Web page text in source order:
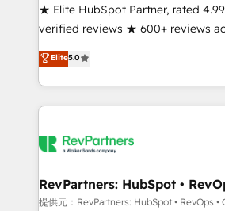
★ Elite HubSpot Partner, rated
verified reviews ★ 600+ reviews
G2 & Clutch ★ 150+ in-house
experts ★ 1,500+ implementations
countries ★ AI-first, RevOps-led,
obsessed INSIDEA helps growing companies turn
team, migrate your data, and build
your time zone. What we do: ➤ Onboarding: Live in
weeks, with workflows built around
Elite5.0
RevPartners: HubSpot •
提供元：RevPartners: HubSpot • RevOps •